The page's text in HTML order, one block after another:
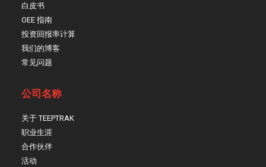
白皮书
OEE 指南
投资回报率计算
我们的博客
常见问题
公司名称
关于 TEEPTRAK
职业生涯
合作伙伴
活动